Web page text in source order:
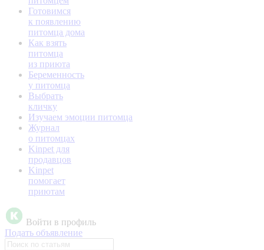
Готовимся
к появлению
питомца дома
Как взять
питомца
из приюта
Беременность
у питомца
Выбрать
кличку
Изучаем эмоции питомца
Журнал
о питомцах
Kinpet для
продавцов
Kinpet
помогает
приютам
Войти в профиль
Подать объявление